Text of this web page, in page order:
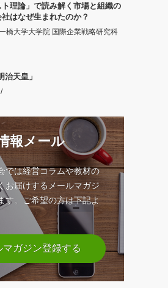
ト理論」で読み解く市場と組織の
はなぜ生まれたのか？
橋大学大学院 国際企業戦略研究科
治天皇」
報メール
では経営コラムや教材の
お届けするメールマガジ
す。ご希望の方は下記よ
マガジン登録する